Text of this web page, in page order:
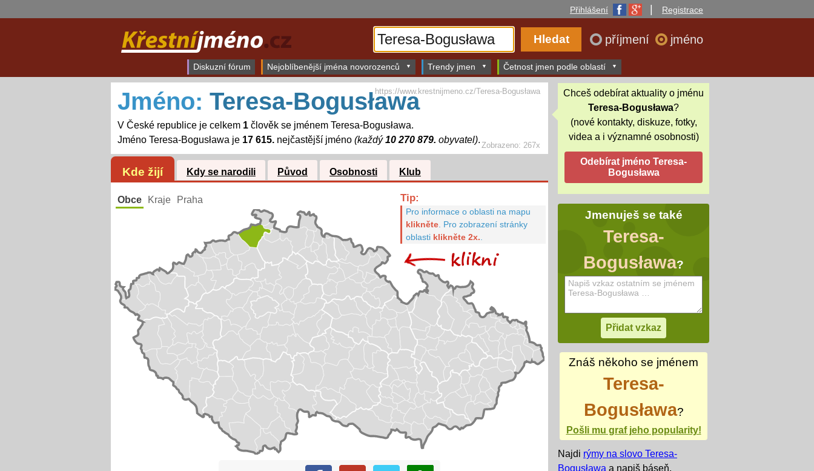
Přihlášení Registrace
příjmení jméno
Diskuzní fórum Nejoblíbenější jména novorozenců Trendy jmen Četnost jmen podle oblastí
Zobrazeno: 267x
Jméno: Teresa-Bogusława
V České republice je celkem 1člověk se jménem Teresa-Bogusława.
Jméno Teresa-Bogusława je 17 615.nejčastější jméno (každý10 270 879. obyvatel).
https://www.krestnijmeno.cz/Teresa-Bogusława
Kde žijí Kdy se narodili Původ Osobnosti Klub
Obce Kraje Praha Tip:
Pro informace o oblasti na mapu
klikněte. Pro zobrazení stránky
oblasti klikněte 2x.
Chceš odebírat aktuality o jménu
Teresa-Bogusława?
(nové kontakty, diskuze, fotky,
videa a i významné osobnosti)
Jmenuješ se také
Teresa-
Bogusława?
Znáš někoho se jménem
Teresa-
Bogusława?
Pošli mu graf jeho popularity!
Najdi rýmy na slovo Teresa-
Bogusława a napiš báseň.